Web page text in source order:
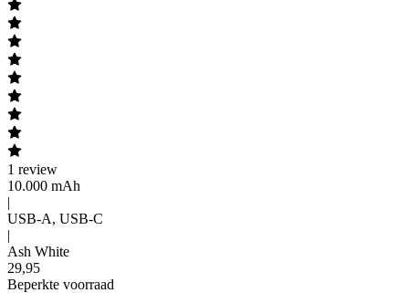
1 review
10.000 mAh
|
USB-A, USB-C
|
Ash White
29,95
Beperkte voorraad